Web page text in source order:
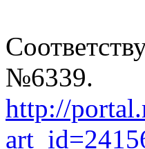
№6339.
http://